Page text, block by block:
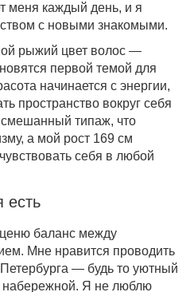
меня каждый день, и я
с новыми знакомыми.
рыжий цвет волос —
первой темой для
начинается с энергии,
пространство вокруг себя
типаж, что
а мой рост 169 см
себя в любой
есть
баланс между
Мне нравится проводить
— будь то уютный
набережной. Я не люблю